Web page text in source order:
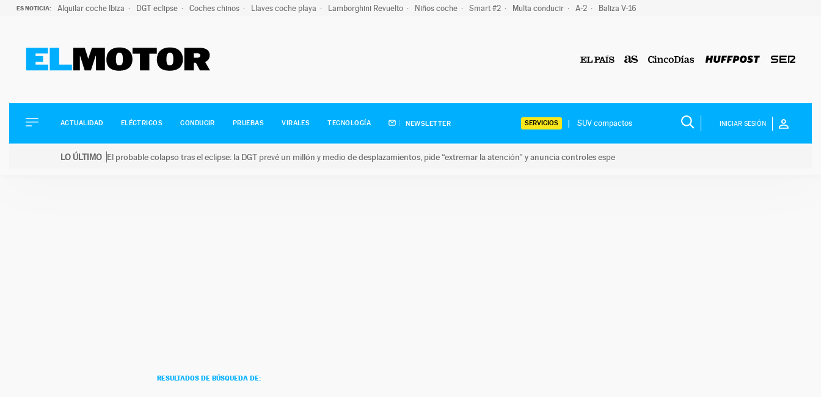
ES NOTICIA: Alquilar coche Ibiza DGT eclipse Coches chinos Llaves coche playa Lamborghini Revuelto Niños coche Smart #2 Multa conducir A-2 Baliza V-16
ELÉCTRICOS
CONDUCIR
ACTUALIDAD ELÉCTRICOS CONDUCIR PRUEBAS VIRALES TECNOLOGÍA NEWSLETTER SERVICIOS INICIAR SESIÓN
LO ÚLTIMO El probable colapso tras el eclipse: la DGT prevé un millón y medio de desplazamientos, pide “extremar la atención” y anuncia controles espe
RESULTADOS DE BÚSQUEDA DE: